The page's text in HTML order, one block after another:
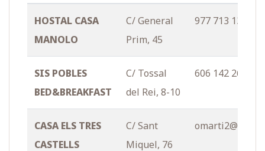
HOSTAL CASA
MANOLO
C/ General
Prim, 45
977 713 134
SIS POBLES
BED&BREAKFAST
C/ Tossal
del Rei, 8-10
606 142 268
CASA ELS TRES
CASTELLS
C/ Sant
Miquel, 76